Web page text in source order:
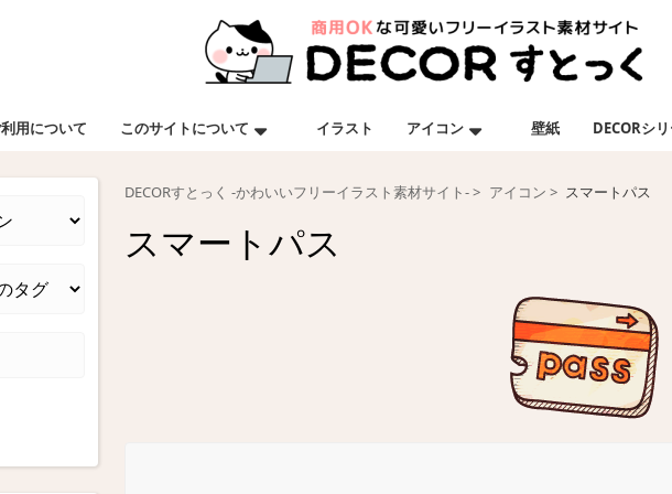
用について このサイトについて イラスト アイコン 壁紙 DECORシ
DECORすとっく -かわいいフリーイラスト素材サイト- アイコン スマートパス
スマートパス